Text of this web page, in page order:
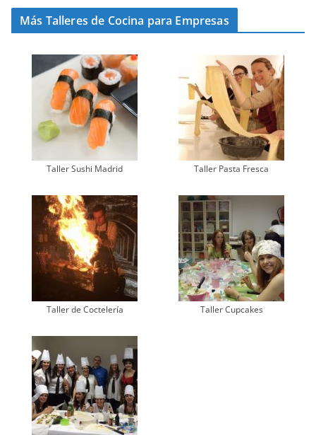
Más Talleres de Cocina para Empresas
Taller Sushi Madrid Taller Pasta Fresca
Taller de Coctelería Taller Cupcakes